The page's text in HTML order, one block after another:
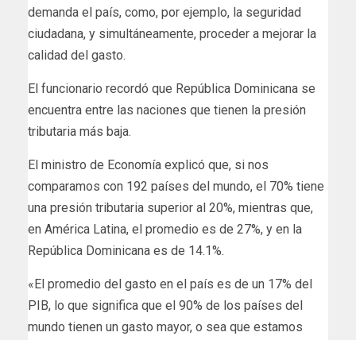
demanda el país, como, por ejemplo, la seguridad
ciudadana, y simultáneamente, proceder a mejorar la
calidad del gasto.
El funcionario recordó que República Dominicana se
encuentra entre las naciones que tienen la presión
tributaria más baja.
El ministro de Economía explicó que, si nos
comparamos con 192 países del mundo, el 70% tiene
una presión tributaria superior al 20%, mientras que,
en América Latina, el promedio es de 27%, y en la
República Dominicana es de 14.1%.
«El promedio del gasto en el país es de un 17% del
PIB, lo que significa que el 90% de los países del
mundo tienen un gasto mayor, o sea que estamos